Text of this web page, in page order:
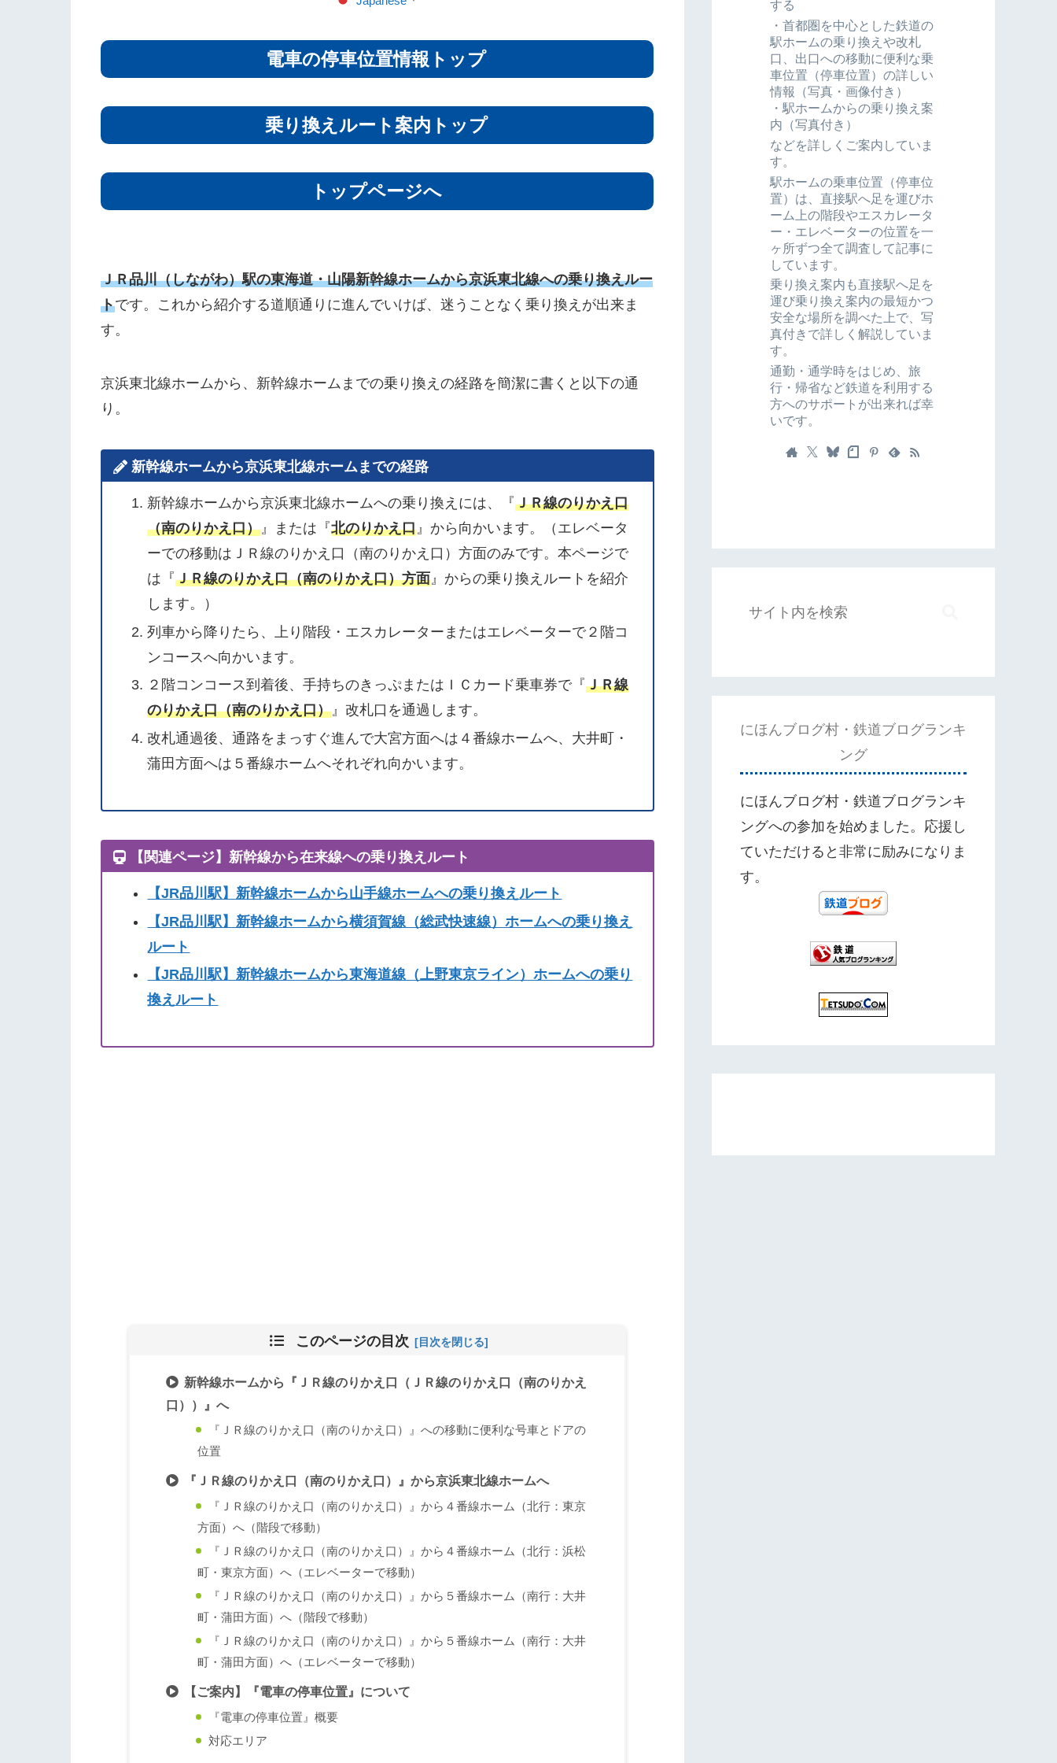
電車の停車位置情報トップ
乗り換えルート案内トップ
トップページへ
ＪＲ品川（しながわ）駅の東海道・山陽新幹線ホームから京浜東北線への乗り換えルー
トです。これから紹介する道順通りに進んでいけば、迷うことなく乗り換えが出来ま
す。
京浜東北線ホームから、新幹線ホームまでの乗り換えの経路を簡潔に書くと以下の通
り。
新幹線ホームから京浜東北線ホームまでの経路
新幹線ホームから京浜東北線ホームへの乗り換えには、『ＪＲ線のりかえ口
（南のりかえ口）』または『北のりかえ口』から向かいます。（エレベータ
ーでの移動はＪＲ線のりかえ口（南のりかえ口）方面のみです。本ページで
は『ＪＲ線のりかえ口（南のりかえ口）方面』からの乗り換えルートを紹介
します。）
列車から降りたら、上り階段・エスカレーターまたはエレベーターで２階コ
ンコースへ向かいます。
２階コンコース到着後、手持ちのきっぷまたはＩＣカード乗車券で『ＪＲ線
のりかえ口（南のりかえ口）』改札口を通過します。
改札通過後、通路をまっすぐ進んで大宮方面へは４番線ホームへ、大井町・
蒲田方面へは５番線ホームへそれぞれ向かいます。
【関連ページ】新幹線から在来線への乗り換えルート
【JR品川駅】新幹線ホームから山手線ホームへの乗り換えルート
【JR品川駅】新幹線ホームから横須賀線（総武快速線）ホームへの乗り換え
ルート
【JR品川駅】新幹線ホームから東海道線（上野東京ライン）ホームへの乗り
換えルート
このページの目次
新幹線ホームから『ＪＲ線のりかえ口（ＪＲ線のりかえ口（南のりかえ
口））』へ
『ＪＲ線のりかえ口（南のりかえ口）』への移動に便利な号車とドアの
位置
『ＪＲ線のりかえ口（南のりかえ口）』から京浜東北線ホームへ
『ＪＲ線のりかえ口（南のりかえ口）』から４番線ホーム（北行：東京
方面）へ（階段で移動）
『ＪＲ線のりかえ口（南のりかえ口）』から４番線ホーム（北行：浜松
町・東京方面）へ（エレベーターで移動）
『ＪＲ線のりかえ口（南のりかえ口）』から５番線ホーム（南行：大井
町・蒲田方面）へ（階段で移動）
『ＪＲ線のりかえ口（南のりかえ口）』から５番線ホーム（南行：大井
町・蒲田方面）へ（エレベーターで移動）
【ご案内】『電車の停車位置』について
『電車の停車位置』概要
対応エリア
する
・首都圏を中心とした鉄道の
駅ホームの乗り換えや改札
口、出口への移動に便利な乗
車位置（停車位置）の詳しい
情報（写真・画像付き）
・駅ホームからの乗り換え案
内（写真付き）
などを詳しくご案内していま
す。
駅ホームの乗車位置（停車位
置）は、直接駅へ足を運びホ
ーム上の階段やエスカレータ
ー・エレベーターの位置を一
ヶ所ずつ全て調査して記事に
しています。
乗り換え案内も直接駅へ足を
運び乗り換え案内の最短かつ
安全な場所を調べた上で、写
真付きで詳しく解説していま
す。
通勤・通学時をはじめ、旅
行・帰省など鉄道を利用する
方へのサポートが出来れば幸
いです。
にほんブログ村・鉄道ブログランキ
ング
にほんブログ村・鉄道ブログランキ
ングへの参加を始めました。応援し
ていただけると非常に励みになりま
す。